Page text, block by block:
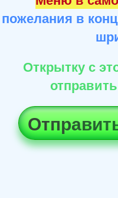
пожелания в
Открытку с